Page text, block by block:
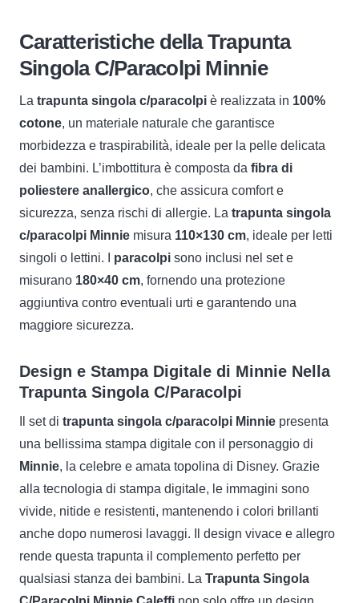
Caratteristiche della Trapunta
Singola C/Paracolpi Minnie
La trapunta singola c/paracolpi è realizzata in 100%
cotone, un materiale naturale che garantisce
morbidezza e traspirabilità, ideale per la pelle delicata
dei bambini. L’imbottitura è composta da fibra di
poliestere anallergico, che assicura comfort e
sicurezza, senza rischi di allergie. La trapunta singola
c/paracolpi Minnie misura 110×130 cm, ideale per letti
singoli o lettini. I paracolpi sono inclusi nel set e
misurano 180×40 cm, fornendo una protezione
aggiuntiva contro eventuali urti e garantendo una
maggiore sicurezza.
Design e Stampa Digitale di Minnie Nella
Trapunta Singola C/Paracolpi
Il set di trapunta singola c/paracolpi Minnie presenta
una bellissima stampa digitale con il personaggio di
Minnie, la celebre e amata topolina di Disney. Grazie
alla tecnologia di stampa digitale, le immagini sono
vivide, nitide e resistenti, mantenendo i colori brillanti
anche dopo numerosi lavaggi. Il design vivace e allegro
rende questa trapunta il complemento perfetto per
qualsiasi stanza dei bambini. La Trapunta Singola